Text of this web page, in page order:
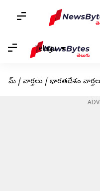
Telugu
హోమ్ / వార్తలు / భారతదేశం